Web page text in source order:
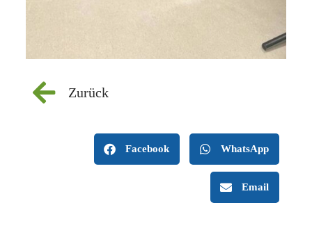
Zurück
Facebook WhatsApp
Email